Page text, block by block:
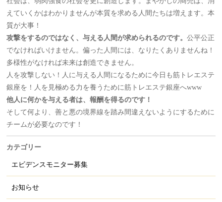
えていくかはわかりませんが本質を求める人間たちは増えます。本
質が大事！
攻撃をするのではなく、与える人間が求められるのです。公平公正
でなければいけません。偏った人間には、なりたくありませんね！
多様性がなければ未来は創造できません。
人を攻撃しない！人に与える人間になるために今日も筋トレエステ
銀座を！人を見極める力を養うために筋トレエステ銀座へwww
他人に何かを与える者は、報酬を得るのです！
そして何より、善と悪の境界線を踏み間違えないようにするために
チームが必要なのです！
カテゴリー
エビデンスモニター募集
お知らせ